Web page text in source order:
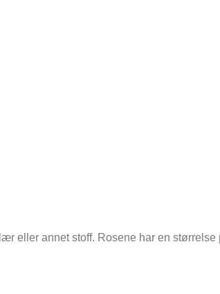
eller annet stoff. Rosene har en